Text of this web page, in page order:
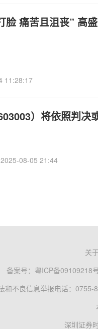
脸 痛苦且沮丧” 高
11:28:17
）将依照判决
2025-08-05 21:44
关
备案号： 粤ICP备09109218
和不良信息举报电话：0755-
深圳证券